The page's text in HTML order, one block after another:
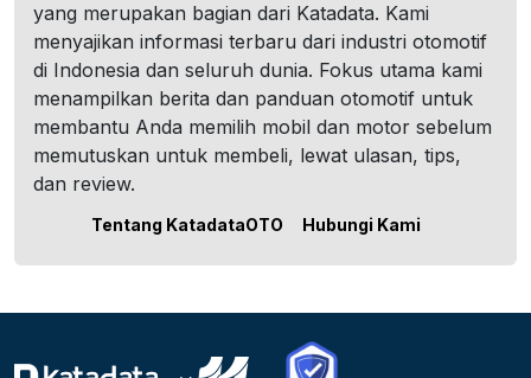
yang merupakan bagian dari Katadata. Kami
menyajikan informasi terbaru dari industri otomotif
di Indonesia dan seluruh dunia. Fokus utama kami
menampilkan berita dan panduan otomotif untuk
membantu Anda memilih mobil dan motor sebelum
memutuskan untuk membeli, lewat ulasan, tips,
dan review.
Tentang KatadataOTO Hubungi Kami